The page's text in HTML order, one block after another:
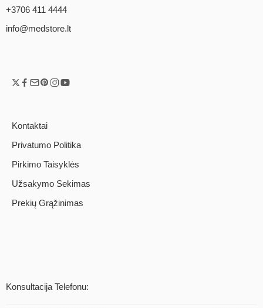
+3706 411 4444
info@medstore.lt
Kontaktai
Privatumo Politika
Pirkimo Taisyklės
Užsakymo Sekimas
Prekių Grąžinimas
Konsultacija Telefonu: